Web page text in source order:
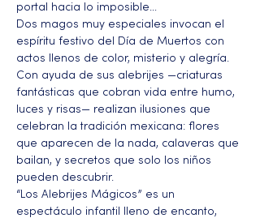
portal hacia lo imposible…
Dos magos muy especiales invocan el
espíritu festivo del Día de Muertos con
actos llenos de color, misterio y alegría.
Con ayuda de sus alebrijes —criaturas
fantásticas que cobran vida entre humo,
luces y risas— realizan ilusiones que
celebran la tradición mexicana: flores
que aparecen de la nada, calaveras que
bailan, y secretos que solo los niños
pueden descubrir.
“Los Alebrijes Mágicos” es un
espectáculo infantil lleno de encanto,